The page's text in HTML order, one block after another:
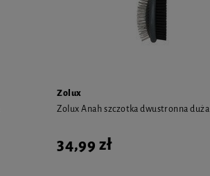
Zolux
Zolux Anah szczotka dwustronna duża
34,99 zł